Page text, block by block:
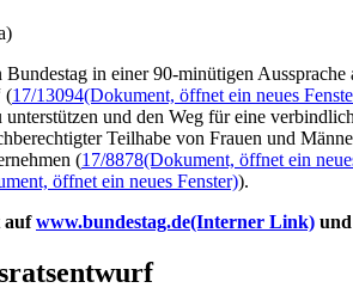
Bundestag in einer 90-minütigen Aussprache
(17/13094(Dokument, öffnet ein neues
und den Weg für eine
Teilhabe von Frauen und
(17/8878(Dokument, öffnet ein
öffnet ein neues Fenster)).
aufwww.bundestag.de(Interner Link)